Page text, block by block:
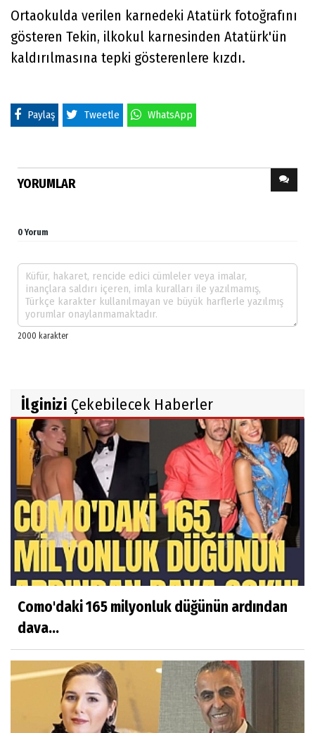
Ortaokulda verilen karnedeki Atatürk fotoğrafını
gösteren Tekin, ilkokul karnesinden Atatürk'ün
kaldırılmasına tepki gösterenlere kızdı.
Paylaş Tweetle WhatsApp
YORUMLAR
0 Yorum
İlginizi Çekebilecek Haberler
Como'daki 165 milyonluk düğünün ardından
dava...